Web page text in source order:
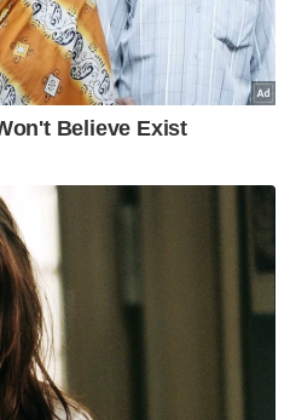
jawatan
IYRES,
Sukan,
Belia dan